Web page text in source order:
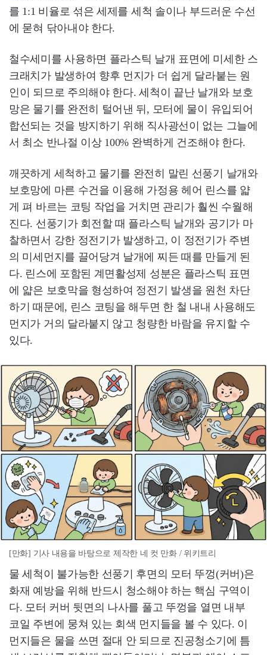
를 1:1 비율로 섞은 세제를 세척 솔이나 부드러운 수선
에 묻혀 닦아내야 한다.
철수세미를 사용하면 플라스틱 날개 표면에 미세한 스
크래치가 발생하여 향후 먼지가 더 쉽게 달라붙는 원
인이 되므로 주의해야 한다. 세척이 끝난 날개와 보호
망은 물기를 완전히 털어낸 뒤, 모터에 물이 유입되어
합선되는 것을 방지하기 위해 직사광선이 없는 그늘에
서 최소 반나절 이상 100% 완벽하게 건조해야 한다.
깨끗하게 세척하고 물기를 완전히 말린 선풍기 날개와
보호망에 마른 수건을 이용해 가정용 헤어 린스를 얇
게 펴 바르는 코팅 작업을 거치면 관리가 훨씬 수월해
진다. 선풍기가 회전할 때 플라스틱 날개와 공기가 마
찰하면서 강한 정전기가 발생하고, 이 정전기가 주변
의 미세먼지를 끌어당겨 날개에 찌든 때를 만들게 된
다. 린스에 포함된 계면활성제 성분은 플라스틱 표면
에 얇은 보호막을 형성하여 정전기 발생을 원천 차단
하기 때문에, 린스 코팅을 해두면 한 철 내내 사용해도
먼지가 거의 달라붙지 않고 청량한 바람을 유지할 수
있다.
[만화] 기사 내용을 바탕으로 제작한 네 컷 만화 / 위키트리
물 세척이 불가능한 선풍기 후면의 모터 뚜껑(커버)은
화재 예방을 위해 반드시 청소해야 하는 핵심 구역이
다. 모터 커버 뒷면의 나사를 풀고 뚜껑을 열면 내부
코일 주변에 뭉쳐 있는 회색 먼지들을 볼 수 있다. 이
먼지들은 물을 쓰면 절대 안 되므로 진공청소기에 틈